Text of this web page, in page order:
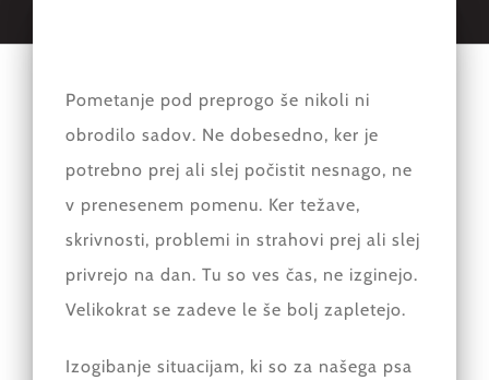
Pometanje pod preprogo še nikoli ni
obrodilo sadov. Ne dobesedno, ker je
potrebno prej ali slej počistit nesnago, ne
v prenesenem pomenu. Ker težave,
skrivnosti, problemi in strahovi prej ali slej
privrejo na dan. Tu so ves čas, ne izginejo.
Velikokrat se zadeve le še bolj zapletejo.
Izogibanje situacijam, ki so za našega psa